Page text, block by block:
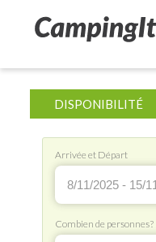
DISPONIBILITÉ
Arrivée et Départ
Combien de personnes?